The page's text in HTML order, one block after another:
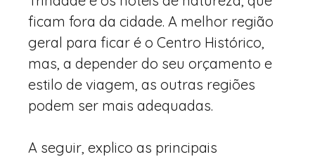
ficam fora da cidade. A melhor região
geral para ficar é o Centro Histórico,
mas, a depender do seu orçamento e
estilo de viagem, as outras regiões
podem ser mais adequadas.
A seguir, explico as principais